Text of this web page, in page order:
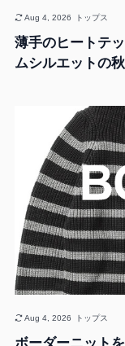
薄手のヒートテ
ムシルエットの
Aug 4, 2026 トップス
Aug 4, 2026 トップス